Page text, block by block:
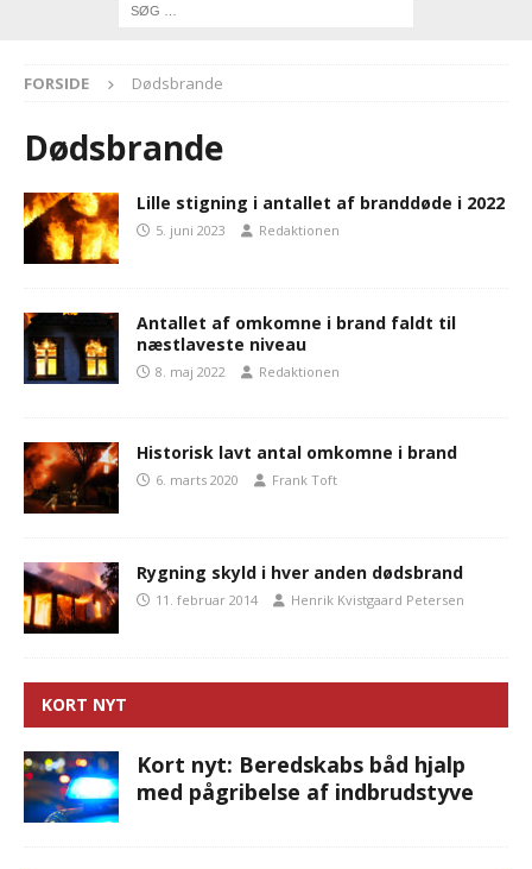
FORSIDE Dødsbrande
Dødsbrande
Lille stigning i antallet af branddøde i 2022
5. juni 2023 Redaktionen
Antallet af omkomne i brand faldt til
næstlaveste niveau
8. maj 2022 Redaktionen
Historisk lavt antal omkomne i brand
6. marts 2020 Frank Toft
Rygning skyld i hver anden dødsbrand
11. februar 2014 Henrik Kvistgaard Petersen
KORT NYT
Kort nyt: Beredskabs båd hjalp
med pågribelse af indbrudstyve